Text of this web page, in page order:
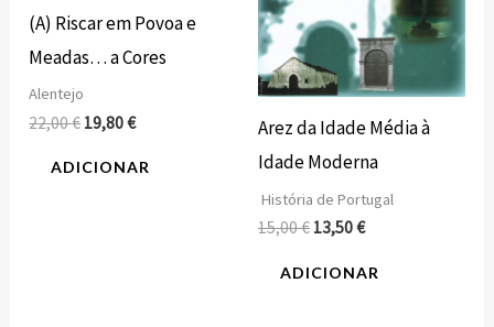
(A) Riscar em Povoa e
Meadas… a Cores
Alentejo
22,00€ 19,80€
ADICIONAR
Arez da Idade Média à
Idade Moderna
História de Portugal
15,00€ 13,50€
ADICIONAR